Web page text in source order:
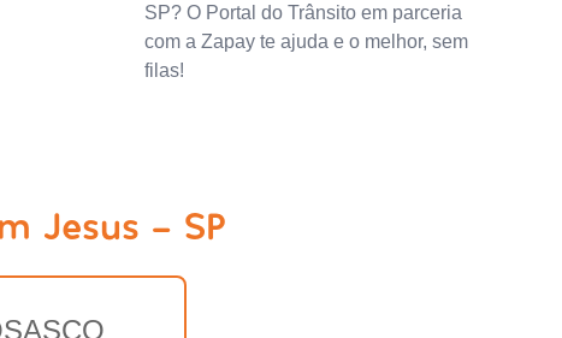
SP? O Portal do Trânsito em parceria
com a Zapay te ajuda e o melhor, sem
filas!
Jesus - SP